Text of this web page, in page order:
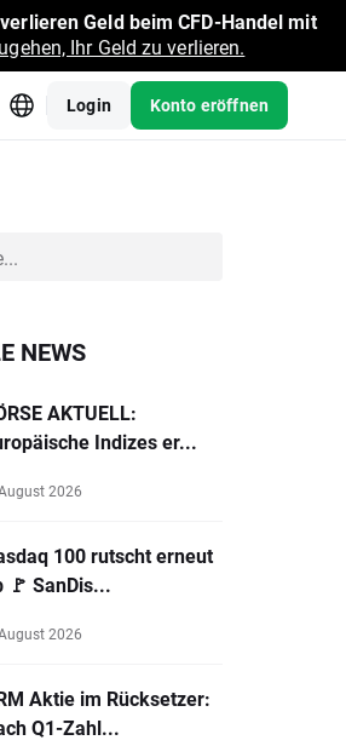
Geld beim CFD-Handel mit
Ihr Geld zu verlieren.
Login Konto eröffnen
NEWS
AKTUELL:
Indizes er...
2026
100 rutscht erneut
🚩 SanDis...
2026
Aktie im Rücksetzer:
Q1-Zahl...